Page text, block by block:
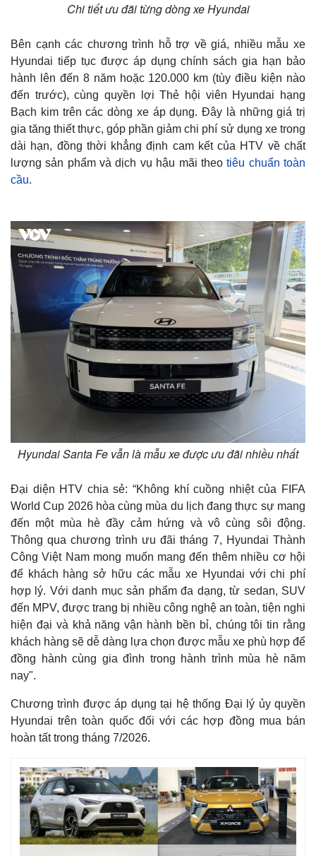
Cuộc sống đó đây
Multimedia
Ảnh
Infographic
Chi tiết ưu đãi từng dòng xe Hyundai
Bên cạnh các chương trình hỗ trợ về giá, nhiều mẫu xe
Hyundai tiếp tục được áp dụng chính sách gia hạn bảo
hành lên đến 8 năm hoặc 120.000 km (tùy điều kiện nào
đến trước), cùng quyền lợi Thẻ hội viên Hyundai hạng
Bạch kim trên các dòng xe áp dụng. Đây là những giá trị
gia tăng thiết thực, góp phần giảm chi phí sử dụng xe trong
dài hạn, đồng thời khẳng định cam kết của HTV về chất
lượng sản phẩm và dịch vụ hậu mãi theotiêu chuẩn toàn
cầu.
Hyundai Santa Fe vẫn là mẫu xe được ưu đãi nhiều nhất
Đại diện HTV chia sẻ: “Không khí cuồng nhiệt của FIFA
World Cup 2026 hòa cùng mùa du lịch đang thực sự mang
đến một mùa hè đầy cảm hứng và vô cùng sôi động.
Thông qua chương trình ưu đãi tháng 7, Hyundai Thành
Công Việt Nam mong muốn mang đến thêm nhiều cơ hội
để khách hàng sở hữu các mẫu xe Hyundai với chi phí
hợp lý. Với danh mục sản phẩm đa dạng, từ sedan, SUV
đến MPV, được trang bị nhiều công nghệ an toàn, tiện nghi
hiện đại và khả năng vận hành bền bỉ, chúng tôi tin rằng
khách hàng sẽ dễ dàng lựa chọn được mẫu xe phù hợp để
đồng hành cùng gia đình trong hành trình mùa hè năm
nay".
Chương trình được áp dụng tại hệ thống Đại lý ủy quyền
Hyundai trên toàn quốc đối với các hợp đồng mua bán
hoàn tất trong tháng 7/2026.